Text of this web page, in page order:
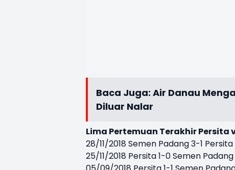
Baca Juga: Air Danau
Diluar Nalar
Lima Pertemuan Terakhir Persita
28/11/2018 Semen Padang 3-1 Persita
25/11/2018 Persita 1-0 Semen Padang